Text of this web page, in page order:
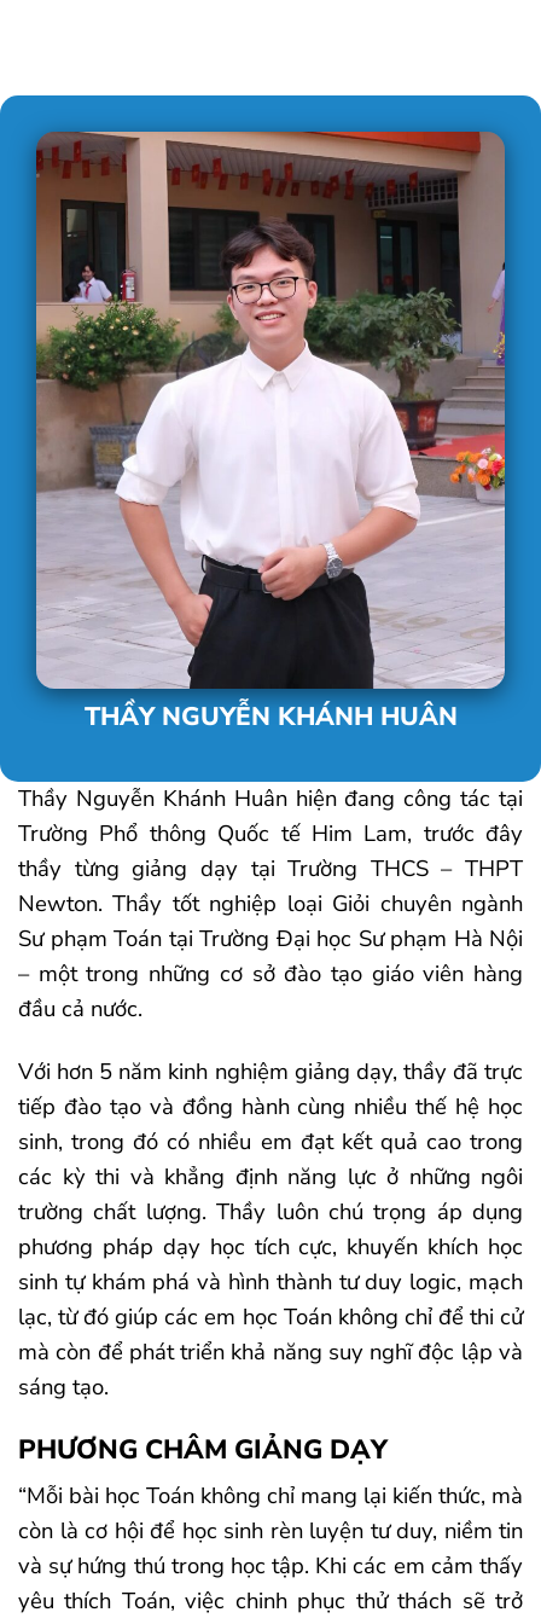
THẦY NGUYỄN KHÁNH HUÂN
Thầy Nguyễn Khánh Huân hiện đang công tác tại
Trường Phổ thông Quốc tế Him Lam, trước đây
thầy từng giảng dạy tại Trường THCS – THPT
Newton. Thầy tốt nghiệp loại Giỏi chuyên ngành
Sư phạm Toán tại Trường Đại học Sư phạm Hà Nội
– một trong những cơ sở đào tạo giáo viên hàng
đầu cả nước.
Với hơn 5 năm kinh nghiệm giảng dạy, thầy đã trực
tiếp đào tạo và đồng hành cùng nhiều thế hệ học
sinh, trong đó có nhiều em đạt kết quả cao trong
các kỳ thi và khẳng định năng lực ở những ngôi
trường chất lượng. Thầy luôn chú trọng áp dụng
phương pháp dạy học tích cực, khuyến khích học
sinh tự khám phá và hình thành tư duy logic, mạch
lạc, từ đó giúp các em học Toán không chỉ để thi cử
mà còn để phát triển khả năng suy nghĩ độc lập và
sáng tạo.
PHƯƠNG CHÂM GIẢNG DẠY
“Mỗi bài học Toán không chỉ mang lại kiến thức, mà
còn là cơ hội để học sinh rèn luyện tư duy, niềm tin
và sự hứng thú trong học tập. Khi các em cảm thấy
yêu thích Toán, việc chinh phục thử thách sẽ trở